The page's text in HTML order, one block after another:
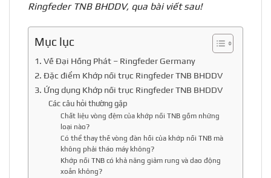
Ringfeder TNB BHDDV, qua bài viết sau!
Mục lục
1. Về Đại Hồng Phát – Ringfeder Germany
2. Đặc điểm Khớp nối trục Ringfeder TNB BHDDV
3. Ứng dụng Khớp nối trục Ringfeder TNB BHDDV
Các câu hỏi thường gặp
Chất liệu vòng đệm của khớp nối TNB gồm những
loại nào?
Có thể thay thế vòng đàn hồi của khớp nối TNB mà
không phải tháo máy không?
Khớp nối TNB có khả năng giảm rung và dao động
xoắn không?